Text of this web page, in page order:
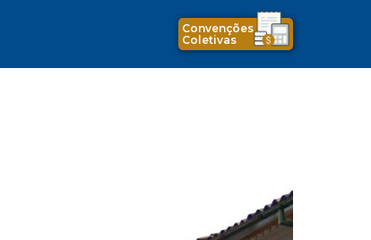
Convenções
Coletivas